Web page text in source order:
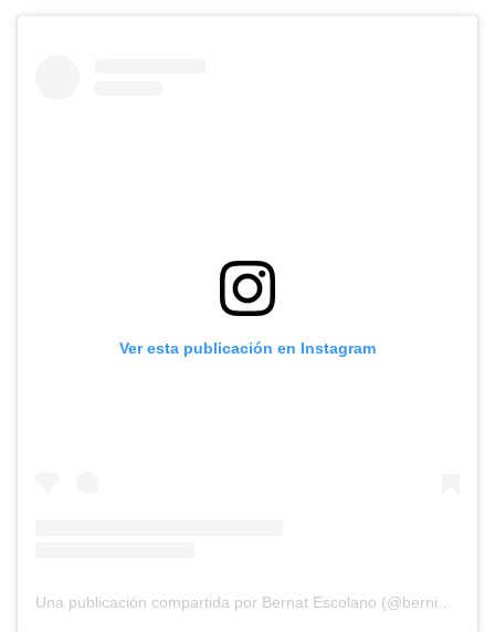
Ver esta publicación en Instagram
Una publicación compartida por Bernat Escolano (@bernideldesguace)